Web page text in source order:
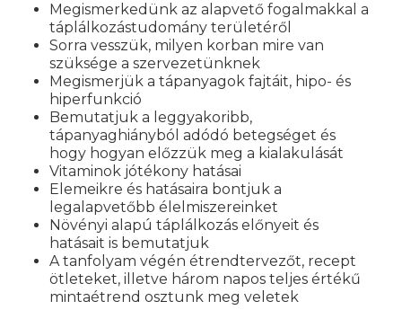
Megismerkedünk az alapvető fogalmakkal a
táplálkozástudomány területéről
Sorra vesszük, milyen korban mire van
szüksége a szervezetünknek
Megismerjük a tápanyagok fajtáit, hipo- és
hiperfunkció
Bemutatjuk a leggyakoribb,
tápanyaghiányból adódó betegséget és
hogy hogyan előzzük meg a kialakulását
Vitaminok jótékony hatásai
Elemeikre és hatásaira bontjuk a
legalapvetőbb élelmiszereinket
Növényi alapú táplálkozás előnyeit és
hatásait is bemutatjuk
A tanfolyam végén étrendtervezőt, recept
ötleteket, illetve három napos teljes értékű
mintaétrend osztunk meg veletek